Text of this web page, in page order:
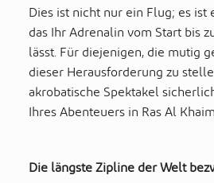
Dies ist nicht nur ein Flug; es ist
das Ihr Adrenalin vom Start bis
lässt. Für diejenigen, die mutig
dieser Herausforderung zu
akrobatische Spektakel
Ihres Abenteuers in Ras Al
Die längste Zipline der Welt